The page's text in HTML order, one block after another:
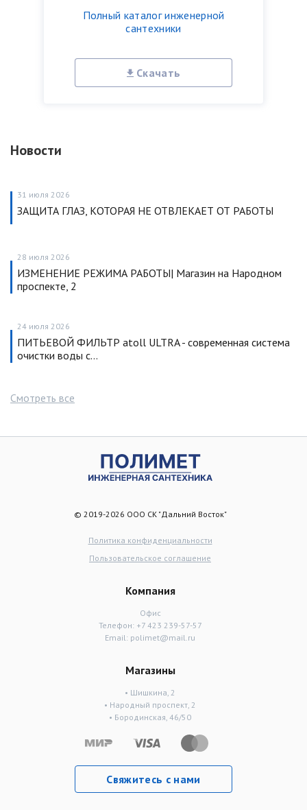
Полный каталог инженерной
сантехники
Скачать
Новости
31 июля 2026
ЗАЩИТА ГЛАЗ, КОТОРАЯ НЕ ОТВЛЕКАЕТ ОТ РАБОТЫ
28 июля 2026
ИЗМЕНЕНИЕ РЕЖИМА РАБОТЫ| Магазин на Народном
проспекте, 2
24 июля 2026
ПИТЬЕВОЙ ФИЛЬТР atoll ULTRA - современная система
очистки воды с…
Смотреть все
© 2019-2026 ООО СК "Дальний Восток"
Политика конфиденциальности
Пользовательское соглашение
Компания
Офис
Телефон: +7 423 239-57-57
Email: polimet@mail.ru
Магазины
• Шишкина, 2
• Народный проспект, 2
• Бородинская, 46/50
Свяжитесь с нами